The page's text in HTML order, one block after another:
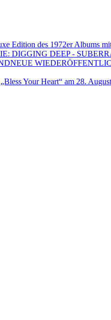
des 1972er Albums
DIGGING DEEP -
Your Heart“ am 28.